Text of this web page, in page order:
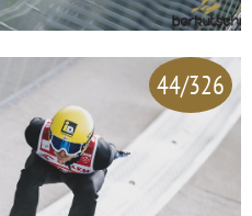
44/326